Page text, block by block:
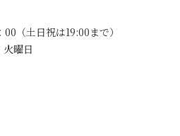
00（土日祝は19:00まで）
曜日